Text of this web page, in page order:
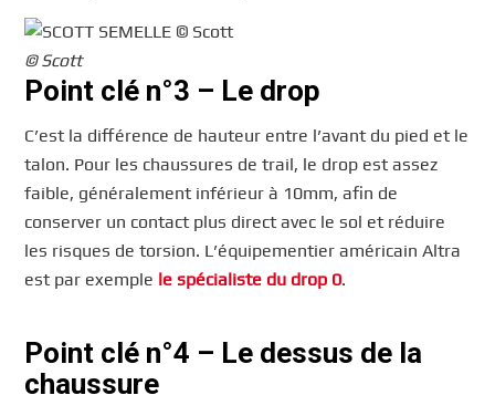
© Scott
Point clé n°3 – Le drop
C’est la différence de hauteur entre l’avant du pied et le
talon. Pour les chaussures de trail, le drop est assez
faible, généralement inférieur à 10mm, afin de
conserver un contact plus direct avec le sol et réduire
les risques de torsion. L’équipementier américain Altra
est par exemple le spécialiste du drop 0.
Point clé n°4 – Le dessus de la
chaussure